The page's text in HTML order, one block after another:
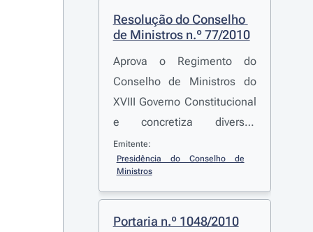
Resolução do Conselho
de Ministros n.º 77/2010
Aprova o Regimento do
Conselho de Ministros do
XVIII Governo Constitucional
e concretiza diversas
medidas do programa de
simplificação legislativa
Emitente:
Presidência do Conselho de
Ministros
Portaria n.º 1048/2010